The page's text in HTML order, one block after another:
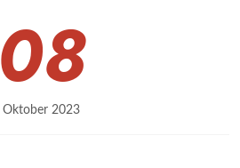
08
Oktober 2023